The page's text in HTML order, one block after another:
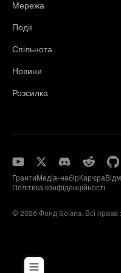
Мережа
Події
Спільнота
Новини
Розсилка
ГрантиМедіа-набірКар'єра
Політика конфіденційності
© 2026 Фонд Solana. Всі права